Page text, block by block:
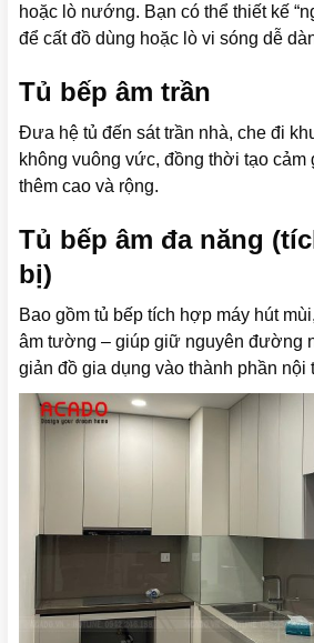
hoặc lò nướng. Bạn có thể thiết kế
để cất đồ dùng hoặc lò vi sóng dễ
Tủ bếp âm trần
Đưa hệ tủ đến sát trần nhà, che đi
không vuông vức, đồng thời tạo cảm
thêm cao và rộng.
Tủ bếp âm đa năng
bị)
Bao gồm tủ bếp tích hợp máy hút
âm tường – giúp giữ nguyên đường
giản đồ gia dụng vào thành phần nội